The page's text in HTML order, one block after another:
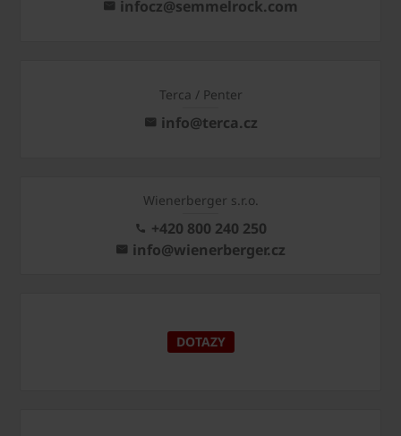
infocz@semmelrock.com
Terca / Penter
info@terca.cz
Wienerberger s.r.o.
+420 800 240 250
info@wienerberger.cz
DOTAZY